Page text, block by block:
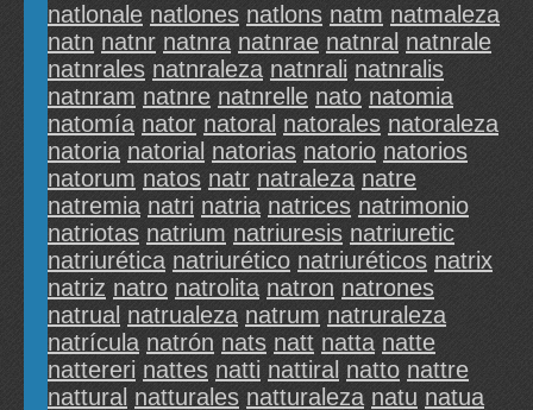
natlonale natlones natlons natm natmaleza
natn natnr natnra natnrae natnral natnrale
natnrales natnraleza natnrali natnralis
natnram natnre natnrelle nato natomia
natomía nator natoral natorales natoraleza
natoria natorial natorias natorio natorios
natorum natos natr natraleza natre
natremia natri natria natrices natrimonio
natriotas natrium natriuresis natriuretic
natriurética natriurético natriuréticos natrix
natriz natro natrolita natron natrones
natrual natrualeza natrum natruraleza
natrícula natrón nats natt natta natte
nattereri nattes natti nattiral natto nattre
nattural natturales natturaleza natu natua